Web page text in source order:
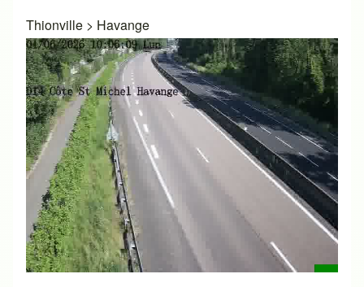
Thionville > Havange